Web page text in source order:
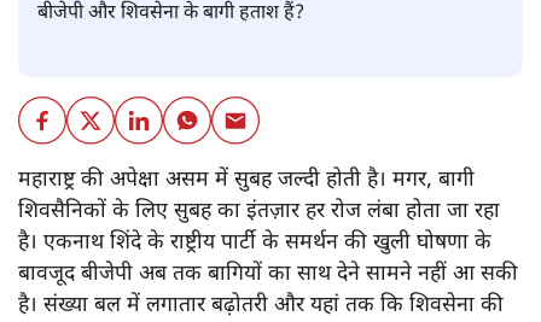
बीजेपी और शिवसेना के बागी हताश हैं?
महाराष्ट्र की अपेक्षा असम में सुबह जल्दी होती है। मगर, बागी
शिवसैनिकों के लिए सुबह का इंतज़ार हर रोज लंबा होता जा रहा
है। एकनाथ शिंदे के राष्ट्रीय पार्टी के समर्थन की खुली घोषणा के
बावजूद बीजेपी अब तक बागियों का साथ देने सामने नहीं आ सकी
है। संख्या बल में लगातार बढ़ोतरी और यहां तक कि शिवसेना की